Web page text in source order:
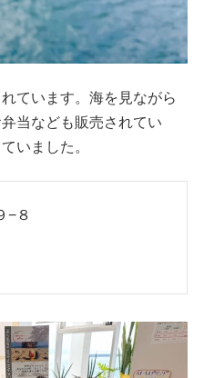
ています。海を見ながら
当なども販売されてい
いました。
−８